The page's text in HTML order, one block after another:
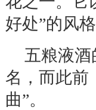
好处”的风
五粮液酒
名，而此前
曲”。